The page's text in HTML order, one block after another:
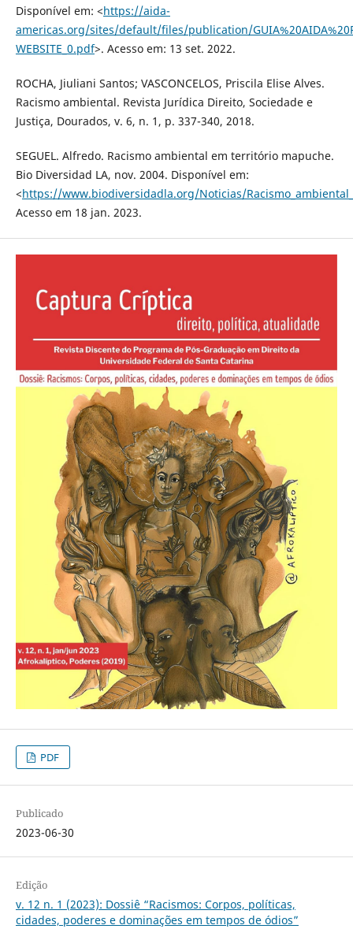
Disponível em: <https://aida-
americas.org/sites/default/files/publication/
WEBSITE_0.pdf>. Acesso em: 13 set. 2022.
ROCHA, Jiuliani Santos; VASCONCELOS, Priscila Elise Alves.
Racismo ambiental. Revista Jurídica Direito, Sociedade e
Justiça, Dourados, v. 6, n. 1, p. 337-340, 2018.
SEGUEL. Alfredo. Racismo ambiental em território mapuche.
Bio Diversidad LA, nov. 2004. Disponível em:
<https://www.biodiversidadla.org/Noticias/
Acesso em 18 jan. 2023.
PDF
Publicado
2023-06-30
Edição
v. 12 n. 1 (2023): Dossiê “Racismos: Corpos, políticas,
cidades, poderes e dominações em tempos de ódios”